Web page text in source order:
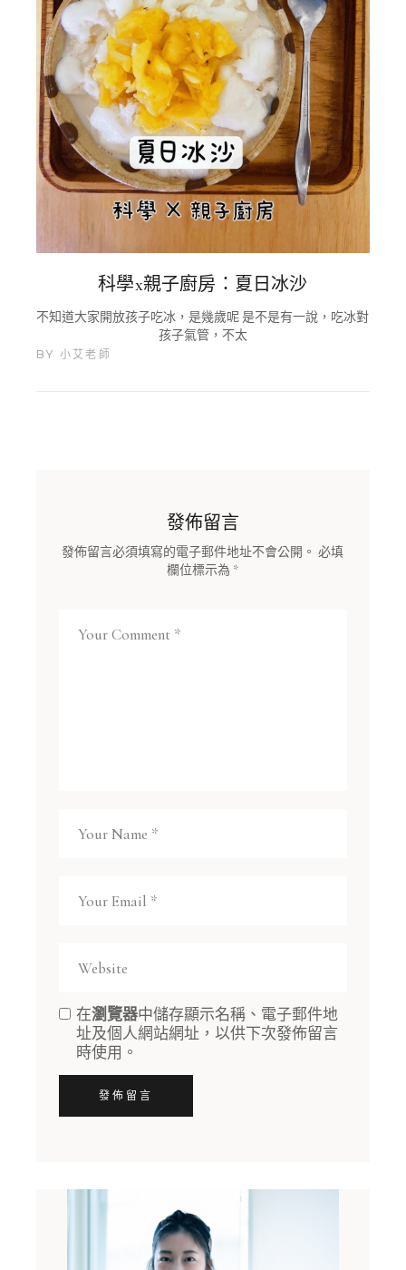
科學x親子廚房：夏日冰沙
不知道大家開放孩子吃冰，是幾歲呢 是不是有一說，吃冰對
孩子氣管，不太
BY 小艾老師
發佈留言
發佈留言必須填寫的電子郵件地址不會公開。 必填
欄位標示為 *
在瀏覽器中儲存顯示名稱、電子郵件地
址及個人網站網址，以供下次發佈留言
時使用。
發佈留言